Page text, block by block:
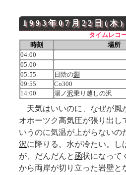
1993年07月22日(木)
タイムレコ
時刻
場所
04:00
05:00
05:55
日陰の淵
09:55
Co300
14:00
湯ノ沢乗り越しの沢
天気はいいのに、なぜが風
オホーツク高気圧が張り出し
いうのに気温が上がらないの
沢に降りる。水が冷たい。し
が、だんだんと 函状になって
から両岸が切り立った岩壁と